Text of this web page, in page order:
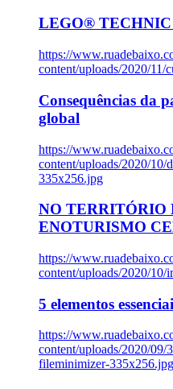
LEGO®
https://
content/uploads/2020/11/
Consequências da
global
https://
content/uploads/2020/10/
335x256.jpg
NO TERRITÓRIO
ENOTURISMO
https://
content/uploads/2020/10/
5 elementos
https://
content/uploads/2020/
fileminimizer-335x256.jpg